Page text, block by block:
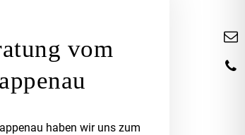
vom
haben wir uns zum